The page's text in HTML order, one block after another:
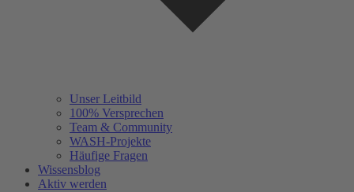
Unser Leitbild
100% Versprechen
Team & Community
WASH-Projekte
Häufige Fragen
Wissensblog
Aktiv werden